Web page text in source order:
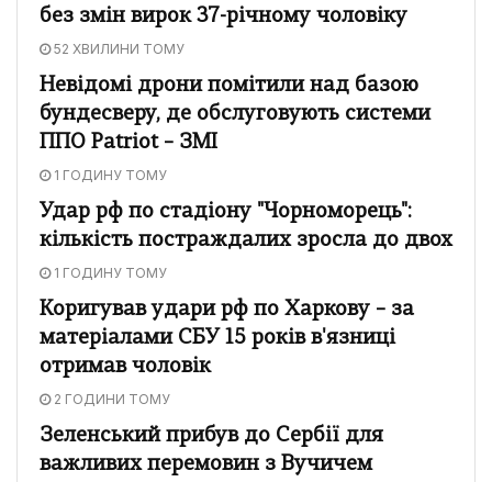
без змін вирок 37-річному чоловіку
52 ХВИЛИНИ ТОМУ
Невідомі дрони помітили над базою
бундесверу, де обслуговують системи
ППО Patriot – ЗМІ
1 ГОДИНУ ТОМУ
Удар рф по стадіону "Чорноморець":
кількість постраждалих зросла до двох
1 ГОДИНУ ТОМУ
Коригував удари рф по Харкову – за
матеріалами СБУ 15 років в'язниці
отримав чоловік
2 ГОДИНИ ТОМУ
Зеленський прибув до Сербії для
важливих перемовин з Вучичем